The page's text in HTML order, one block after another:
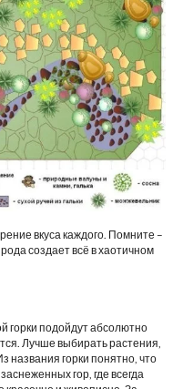
вкуса каждого. Помните –
создает всё в хаотичном
горки подойдут абсолютно
Лучше выбирать растения,
названия горки понятно, что
гор, где всегда